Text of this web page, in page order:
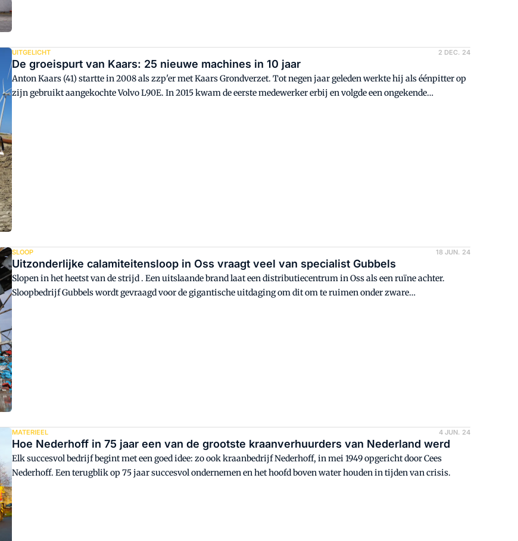
UITGELICHT 2 DEC. 24
De groeispurt van Kaars: 25 nieuwe machines in 10 jaar
Anton Kaars (41) startte in 2008 als zzp'er met Kaars Grondverzet. Tot negen jaar geleden werkte hij als éénpitter op
zijn gebruikt aangekochte Volvo L90E. In 2015 kwam de eerste medewerker erbij en volgde een ongekende
SLOOP 18 JUN. 24
Uitzonderlijke calamiteitensloop in Oss vraagt veel van specialist Gubbels
Slopen in het heetst van de strijd . Een uitslaande brand laat een distributiecentrum in Oss als een ruïne achter.
Sloopbedrijf Gubbels wordt gevraagd voor de gigantische uitdaging om dit om te ruimen onder zware
MATERIEEL 4 JUN. 24
Hoe Nederhoff in 75 jaar een van de grootste kraanverhuurders van Nederland werd
Elk succesvol bedrijf begint met een goed idee: zo ook kraanbedrijf Nederhoff, in mei 1949 opgericht door Cees
Nederhoff. Een terugblik op 75 jaar succesvol ondernemen en het hoofd boven water houden in tijden van crisis.